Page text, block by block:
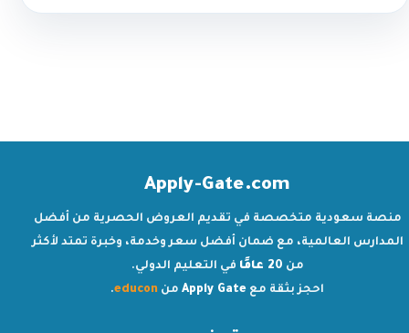
Apply-Gate.com
منصة سعودية متخصصة في تقديم العروض الحصرية من أفضل
المدارس العالمية، مع ضمان أفضل سعر وخدمة، وخبرة تمتد لأكثر
من 20 عامًا
في التعليم الدولي.
احجز بثقة مع Apply Gate من educon
.